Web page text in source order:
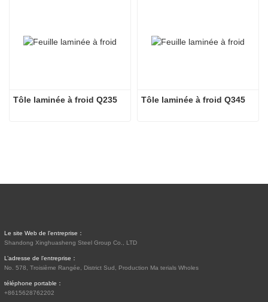
Tôle laminée à froid Q235 Tôle laminée à froid Q345
Le site Web de l’entreprise：
Shandong Xinghuasheng Steel Group Co., LTD
L’adresse de l’entreprise：
No. 578, Troisième Rangée, District Sud, Production Ma terials Wholes
téléphone portable：
+8615628762202